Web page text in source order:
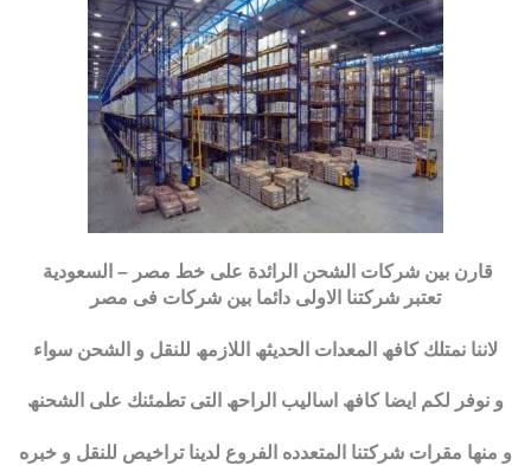
قارن بين شركات الشحن الرائدة على خط مصر – السعودية
تعتبر شركتنا الاولى دائما بین شركات فى مصر
لاننا نمتلك كافھ المعدات الحدیثھ اللازمھ للنقل و الشحن سواء
و نوفر لكم ایضا كافھ اسالیب الراحھ التى تطمئنك على الشحنھ
و منھا مقرات شركتنا المتعدده الفروع لدینا تراخیص للنقل و خبره